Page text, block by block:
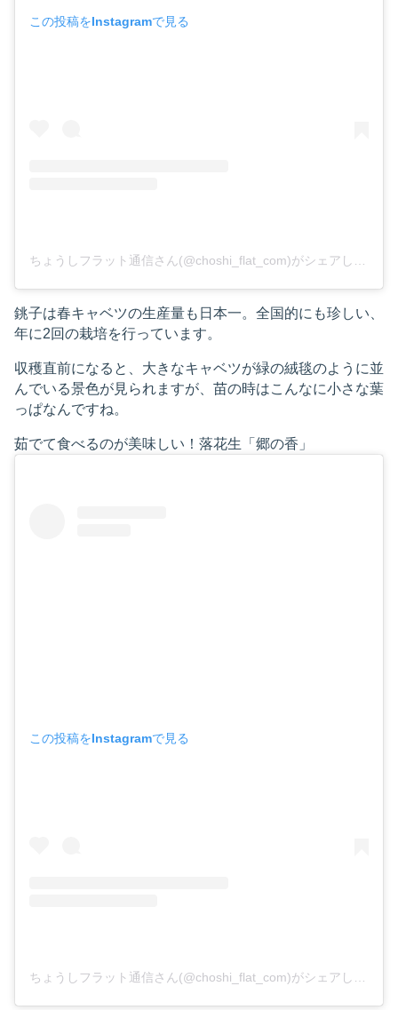
この投稿をInstagramで見る
銚子は春キャベツの生産量も日本一。全国的にも珍しい、
年に2回の栽培を行っています。
収穫直前になると、大きなキャベツが緑の絨毯のように並
んでいる景色が見られますが、苗の時はこんなに小さな葉
っぱなんですね。
茹でて食べるのが美味しい！落花生「郷の香」
この投稿をInstagramで見る